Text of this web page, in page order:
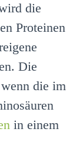
die
Proteinen
Die
die im
in einem